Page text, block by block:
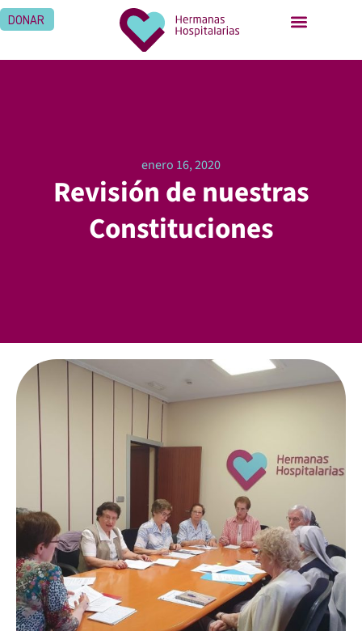
DONAR
enero 16, 2020
Revisión de nuestras
Constituciones